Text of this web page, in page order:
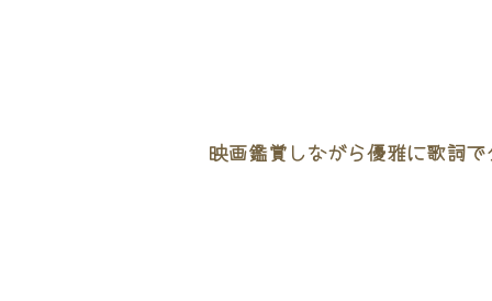
映画鑑賞しながら優雅に歌詞